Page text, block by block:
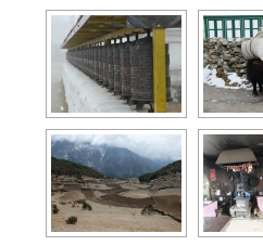
Aurélie
Jean
Razmot
La cuisine du bout du monde
Le voyage …
La carte
Page d’accueil